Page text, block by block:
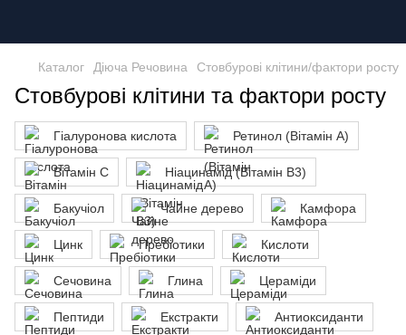
Каталог Діюча Речовина Стовбурові клітини/фактори росту
Стовбурові клітини та фактори росту
Гіалуронова кислота Ретинол (Вітамін А)
Вітамін С Ніацинамід (Вітамін В3)
Бакучіол Чайне дерево Камфора
Цинк Пребіотики Кислоти
Сечовина Глина Цераміди
Пептиди Екстракти Антиоксиданти